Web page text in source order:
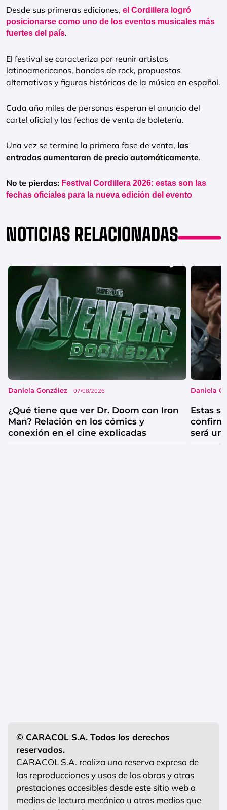
Desde sus primeras ediciones, el Cordillera logró
posicionarse como uno de los eventos musicales más
fuertes del país.
El festival se caracteriza por reunir artistas
latinoamericanos, bandas de rock, propuestas
alternativas y figuras históricas de la música en español.
Cada año miles de personas esperan el anuncio del
cartel oficial y las fechas de venta de boletería.
Una vez se termine la primera fase de venta, las
entradas aumentaran de precio automáticamente.
No te pierdas: Festival Cordillera 2026: estas son las
fechas oficiales para la nueva edición del evento
NOTICIAS RELACIONADAS
Daniela González 07/08/2026
¿Qué tiene que ver Dr. Doom con Iron
Man? Relación en los cómics y
conexión en el cine explicadas
Daniela
Estas
será
© CARACOL S.A. Todos los derechos
reservados.
CARACOL S.A. realiza una reserva expresa de
las reproducciones y usos de las obras y otras
prestaciones accesibles desde este sitio web a
medios de lectura mecánica u otros medios que